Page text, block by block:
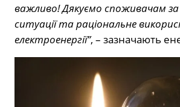
важливо! Дякуємо споживачам за
ситуації та раціональне
електроенергії”, – зазначають